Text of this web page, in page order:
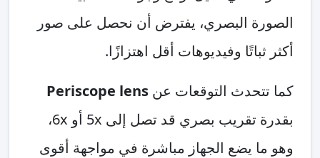
الصورة البصري، يفترض أن نحصل على صور
أكثر ثباتًا وفيديوهات أقل اهتزازًا.
كما تتحدث التوقعات عن Periscope lens
بقدرة تقريب بصري قد تصل إلى 5x أو 6x،
وهو ما يضع الجهاز مباشرة في مواجهة أقوى